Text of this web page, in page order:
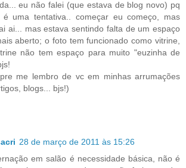
eu não falei (que estava de blog novo) pq
é uma tentativa.. começar eu começo, mas
ai... mas estava sentindo falta de um espaço
aberto; o foto tem funcionado como vitrine,
não tem espaço para muito "euzinha de
me lembro de vc em minhas arrumações
blogs... bjs!)
28 de março de 2011 às 15:26
em salão é necessidade básica, não é